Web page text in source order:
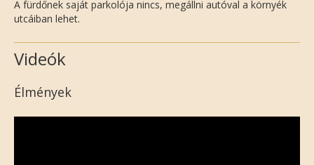
A fürdőnek saját parkolója nincs, megállni autóval a környék
utcáiban lehet.
Videók
Élmények